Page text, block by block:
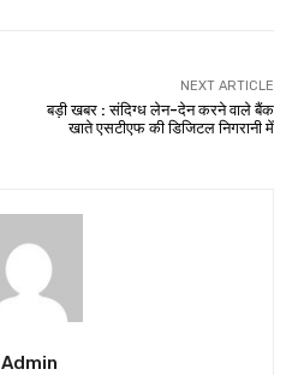
NEXT ARTICLE
बड़ी खबर : संदिग्ध लेन-देन करने वाले बैंक
खाते एसटीएफ की डिजिटल निगरानी में
Admin